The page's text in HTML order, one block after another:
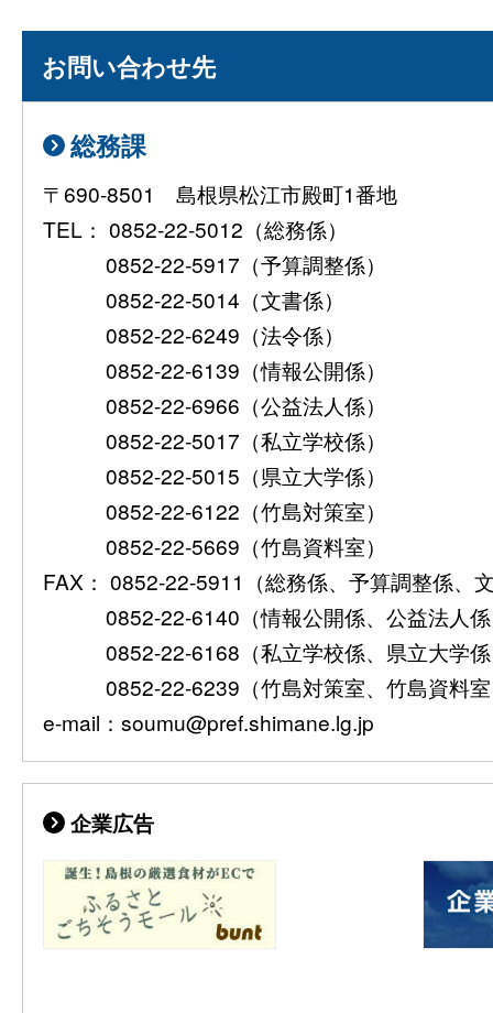
お問い合わせ先
総務課
〒690-8501 島根県松江市殿町1番地
TEL： 0852-22-5012（総務係）
0852-22-5917（予算調整係）
0852-22-5014（文書係）
0852-22-6249（法令係）
0852-22-6139（情報公開係）
0852-22-6966（公益法人係）
0852-22-5017（私立学校係）
0852-22-5015（県立大学係）
0852-22-6122（竹島対策室）
0852-22-5669（竹島資料室）
FAX： 0852-22-5911（総務係、予算調整係、
0852-22-6140（情報公開係、公益法人
0852-22-6168（私立学校係、県立大学
0852-22-6239（竹島対策室、竹島資料
e-mail：soumu@pref.shimane.lg.jp
企業広告